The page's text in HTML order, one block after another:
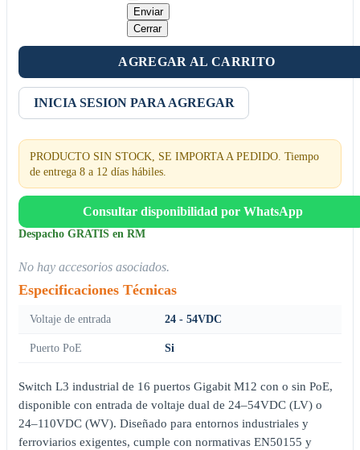
Enviar
Cerrar
AGREGAR AL CARRITO
INICIA SESION PARA AGREGAR
PRODUCTO SIN STOCK, SE IMPORTA A PEDIDO. Tiempo
de entrega 8 a 12 días hábiles.
Consultar disponibilidad por WhatsApp
Despacho GRATIS en RM
No hay accesorios asociados.
Especificaciones Técnicas
Voltaje de entrada 24 - 54VDC
Puerto PoE Si
Switch L3 industrial de 16 puertos Gigabit M12 con o sin PoE,
disponible con entrada de voltaje dual de 24–54VDC (LV) o
24–110VDC (WV). Diseñado para entornos industriales y
ferroviarios exigentes, cumple con normativas EN50155 y